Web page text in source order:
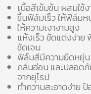
เนื้อสีเข้มข้น ผสมใช้
ขึ้นฟิล์มเร็ว ให้ฟิล์มห
ให้ความเงางามสูง
แห้งเร็ว ขัดแต่งง่าย
ชัดเจน
ฟิล์มสีมีความยืดหยุ่
กลิ่นอ่อน และปลอดภั
จากยุโรป
ทำความสะอาดง่าย